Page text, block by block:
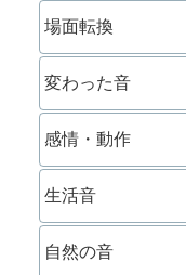
場面転換
変わった音
感情・動作
生活音
自然の音